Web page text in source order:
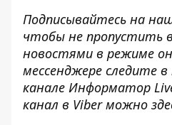
Подписывайтесь на
чтобы не пропустить
новостями в режиме
мессенджере следите
канале Информатор
канал в Viber можно